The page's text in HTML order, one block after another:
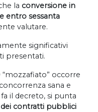
la conversione in
entro sessanta
valutare.
significativi
presentati.
occorre
sana e
il decreto, si punta
dei contratti pubblici